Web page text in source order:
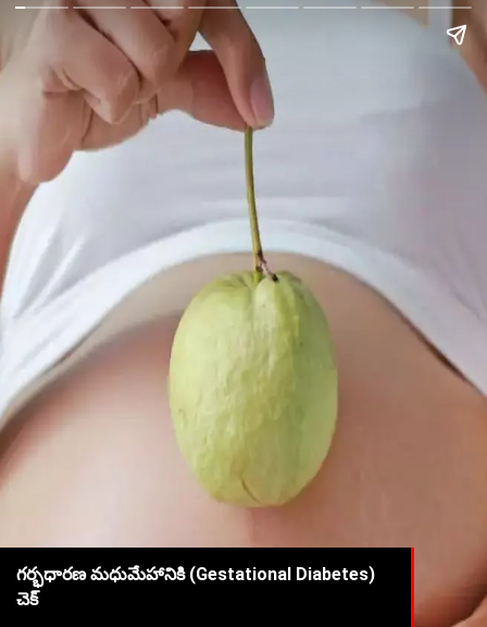
గర్భధారణ మధుమేహానికి (Gestational Diabetes)
చెక్